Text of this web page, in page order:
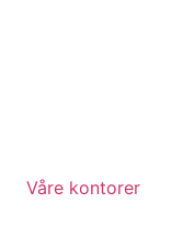
Våre kontorer